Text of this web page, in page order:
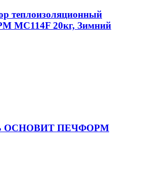
теплоизоляционный
МС114F 20кг, Зимний
ОСНОВИТ ПЕЧФОРМ